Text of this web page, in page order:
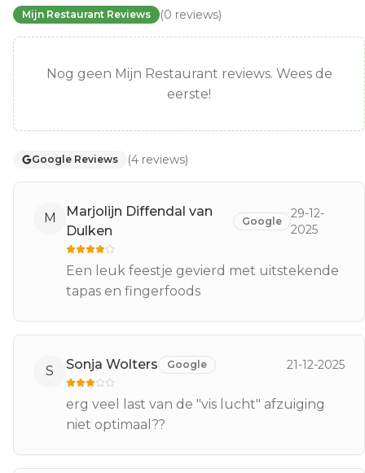
Mijn Restaurant Reviews (0 reviews)
Nog geen Mijn Restaurant reviews. Wees de
eerste!
Google Reviews (4 reviews)
M
Marjolijn Diffendal van
Dulken
Google
29-12-
2025
Een leuk feestje gevierd met uitstekende
tapas en fingerfoods
S Sonja Wolters Google 21-12-2025
erg veel last van de "vis lucht" afzuiging
niet optimaal??